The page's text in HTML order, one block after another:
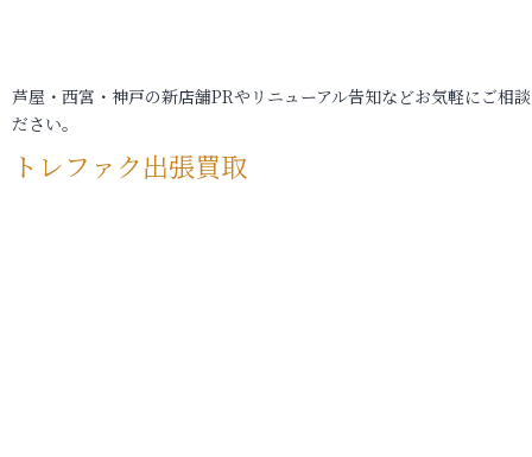
芦屋・西宮・神戸の新店舗PRやリニューアル告知などお気軽にご相
ださい。
トレファク出張買取